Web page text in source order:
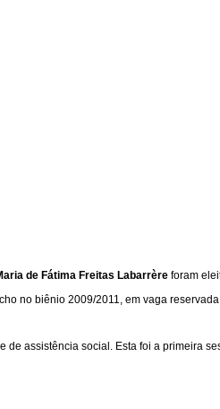
de Fátima Freitas Labarrère foram
no biênio 2009/2011, em vaga
assistência social. Esta foi a primeira